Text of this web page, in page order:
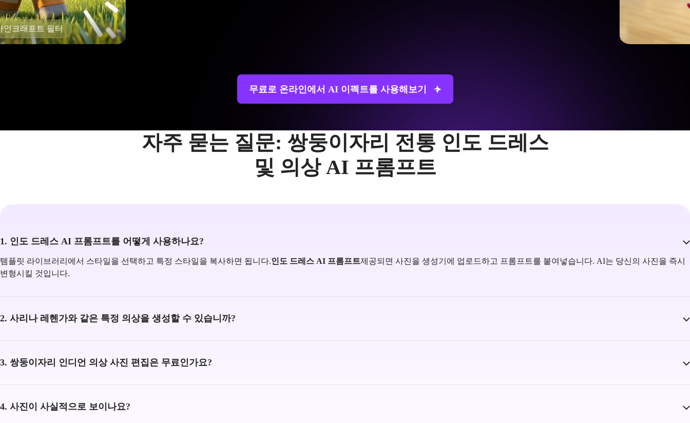
Ai Twerking 효과
무료로 온라인에서 AI 이펙트를 사용해보기
자주 묻는 질문: 쌍둥이자리 전통 인도 드레스
및 의상 AI 프롬프트
1. 인도 드레스 AI 프롬프트를 어떻게 사용하나요?
템플릿 라이브러리에서 스타일을 선택하고 특정 스타일을 복사하면 됩니다.인도 드레스 AI 프롬프트제공되면 사진을 생성기에 업로드하고 프롬프트를 붙여넣습니다. AI는 당신의 사진을 즉시
변형시킬 것입니다.
2. 사리나 레헨가와 같은 특정 의상을 생성할 수 있습니까?
3. 쌍둥이자리 인디언 의상 사진 편집은 무료인가요?
4. 사진이 사실적으로 보이나요?